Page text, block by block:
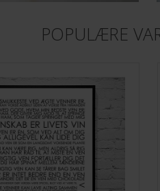
POPULÆRE